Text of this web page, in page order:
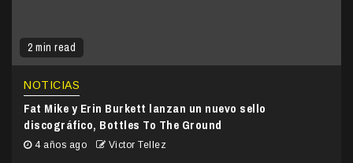
2 min read
NOTICIAS
Fat Mike y Erin Burkett lanzan un nuevo sello
discográfico, Bottles To The Ground
4 años ago Victor Tellez